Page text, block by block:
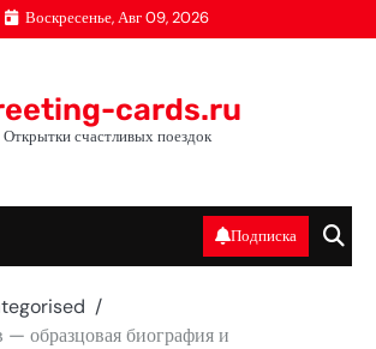
Воскресенье, Авг 09, 2026
cards.ru
Открытки счастливых поездок
Подписка
образцовая биография и